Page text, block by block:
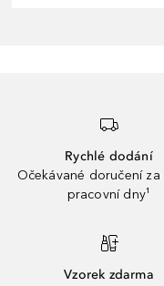
Rychlé dodání
Očekávané doručení za
pracovní dny¹
Vzorek zdarma